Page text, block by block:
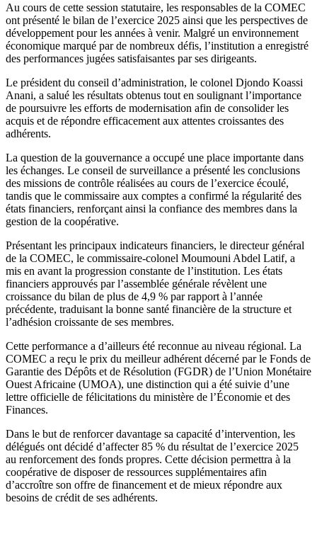
Au cours de cette session statutaire, les responsables de la COMEC
ont présenté le bilan de l’exercice 2025 ainsi que les perspectives de
développement pour les années à venir. Malgré un environnement
économique marqué par de nombreux défis, l’institution a enregistré
des performances jugées satisfaisantes par ses dirigeants.
Le président du conseil d’administration, le colonel Djondo Koassi
Anani, a salué les résultats obtenus tout en soulignant l’importance
de poursuivre les efforts de modernisation afin de consolider les
acquis et de répondre efficacement aux attentes croissantes des
adhérents.
La question de la gouvernance a occupé une place importante dans
les échanges. Le conseil de surveillance a présenté les conclusions
des missions de contrôle réalisées au cours de l’exercice écoulé,
tandis que le commissaire aux comptes a confirmé la régularité des
états financiers, renforçant ainsi la confiance des membres dans la
gestion de la coopérative.
Présentant les principaux indicateurs financiers, le directeur général
de la COMEC, le commissaire-colonel Moumouni Abdel Latif, a
mis en avant la progression constante de l’institution. Les états
financiers approuvés par l’assemblée générale révèlent une
croissance du bilan de plus de 4,9 % par rapport à l’année
précédente, traduisant la bonne santé financière de la structure et
l’adhésion croissante de ses membres.
Cette performance a d’ailleurs été reconnue au niveau régional. La
COMEC a reçu le prix du meilleur adhérent décerné par le Fonds de
Garantie des Dépôts et de Résolution (FGDR) de l’Union Monétaire
Ouest Africaine (UMOA), une distinction qui a été suivie d’une
lettre officielle de félicitations du ministère de l’Économie et des
Finances.
Dans le but de renforcer davantage sa capacité d’intervention, les
délégués ont décidé d’affecter 85 % du résultat de l’exercice 2025
au renforcement des fonds propres. Cette décision permettra à la
coopérative de disposer de ressources supplémentaires afin
d’accroître son offre de financement et de mieux répondre aux
besoins de crédit de ses adhérents.